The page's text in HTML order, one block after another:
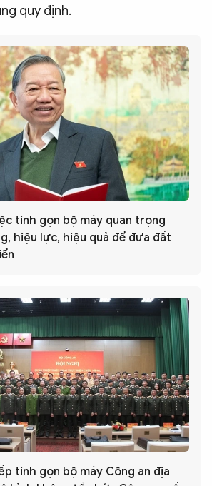
quy định.
tinh gọn bộ máy quan trọng
hiệu lực, hiệu quả để đưa đất
tinh gọn bộ máy Công an địa